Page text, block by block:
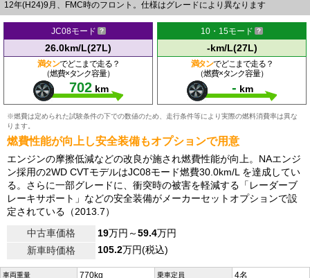
12年(H24)9月、FMC時のフロント。仕様はグレードにより異なります
JC08モード
26.0km/L(27L)
満タンでどこまで走る？
（燃費×タンク容量）
702 km
10・15モード
-km/L(27L)
満タンでどこまで走る？
（燃費×タンク容量）
- km
※燃費は定められた試験条件の下での数値のため、走行条件等により実際の燃料消費率は異な
ります。
燃費性能が向上し安全装備もオプションで用意
エンジンの摩擦低減などの改良が施され燃費性能が向上。NAエンジ
ン採用の2WD CVTモデルはJC08モード燃費30.0km/L を達成してい
る。さらに一部グレードに、衝突時の被害を軽減する「レーダーブ
レーキサポート」などの安全装備がメーカーセットオプションで設
定されている（2013.7）
中古車価格
19万円～59.4万円
新車時価格
105.2万円(税込)
車両重量 770kg 乗車定員 4名